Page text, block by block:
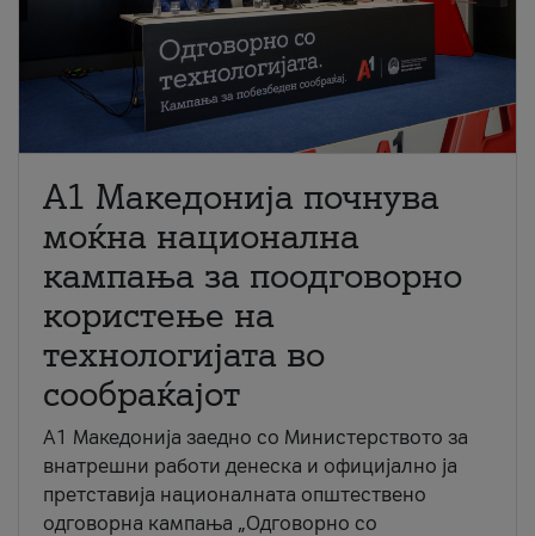
A1 Македонија почнува
моќна национална
кампања за поодговорно
користење на
технологијата во
сообраќајот
A1 Македонија заедно со Министерството за
внатрешни работи денеска и официјално ја
претставија националната општествено
одговорна кампања „Одговорно со